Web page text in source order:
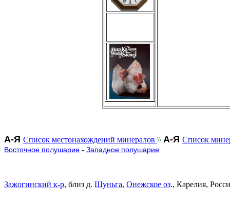
А-Я Список местонахождений минералов \\ А-Я Список
Восточное полушарие - Западное полушарие
Зажогинский к-р, близ д. Шуньга, Онежское оз., Карелия,